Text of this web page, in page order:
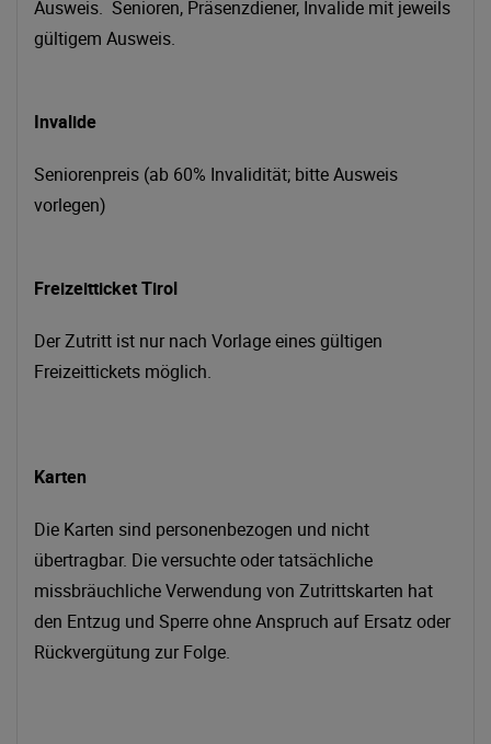
Ausweis. Senioren, Präsenzdiener, Invalide mit jeweils
gültigem Ausweis.
Invalide
Seniorenpreis (ab 60% Invalidität; bitte Ausweis
vorlegen)
Freizeitticket Tirol
Der Zutritt ist nur nach Vorlage eines gültigen
Freizeittickets möglich.
Karten
Die Karten sind personenbezogen und nicht
übertragbar. Die versuchte oder tatsächliche
missbräuchliche Verwendung von Zutrittskarten hat
den Entzug und Sperre ohne Anspruch auf Ersatz oder
Rückvergütung zur Folge.